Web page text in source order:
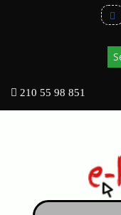
210 55 98 851